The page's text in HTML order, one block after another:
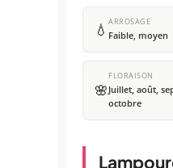
💧 ARROSAGE
Faible, moyen
🌸
FLORAISON
Juillet, août,
octobre